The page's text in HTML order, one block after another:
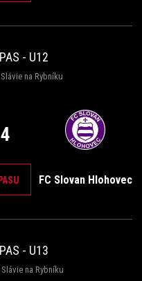
- U12
na Rybníku
4
FC Slovan Hlohovec
- U13
na Rybníku